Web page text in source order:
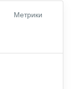
Метрики